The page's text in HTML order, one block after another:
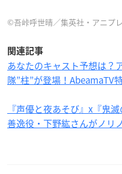
©吾峠呼世晴／集英社・アニプ
関連記事
あなたのキャスト予想は？
隊”柱”が登場！AbeamaTV
『声優と夜あそび』x『鬼
善逸役・下野紘さんがノリ